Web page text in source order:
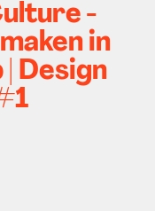
-
in
Design